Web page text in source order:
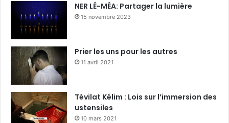
NER LÉ-MÉA: Partager la lumière
15 novembre 2023
Prier les uns pour les autres
11 avril 2021
Tévilat Kélim : Lois sur l’immersion des
ustensiles
10 mars 2021